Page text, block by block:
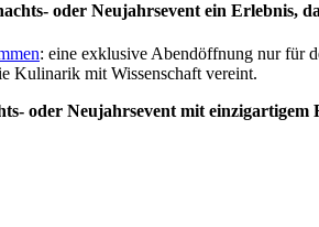
oder Neujahrsevent ein Erlebnis,
: eine exklusive Abendöffnung nur für
Kulinarik mit Wissenschaft vereint.
oder Neujahrsevent mit einzigartigem